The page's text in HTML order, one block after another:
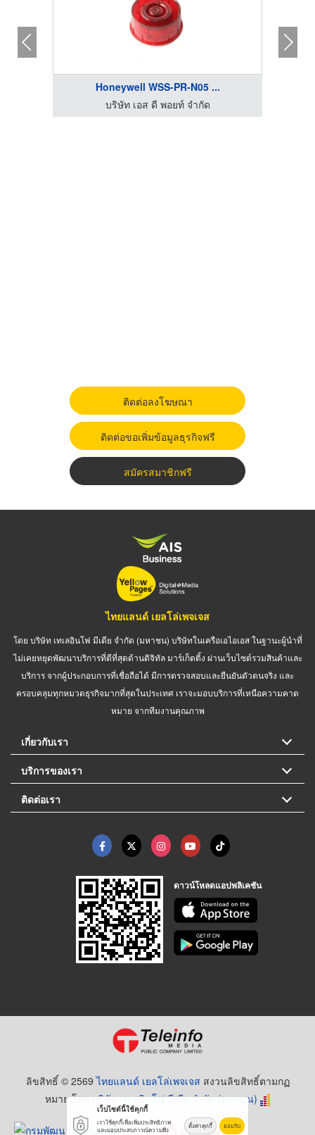
Honeywell WSS-PR-N05 ...
บริษัท เอส ดี พอยท์ จำกัด
ติดต่อลงโฆษณา
ติดต่อขอเพิ่มข้อมูลธุรกิจฟรี
สมัครสมาชิกฟรี
ไทยแลนด์ เยลโล่เพจเจส
โดย บริษัท เทเลอินโฟ มีเดีย จำกัด (มหาชน) บริษัทในเครือเอไอเอส ในฐานะผู้นำที่
ไม่เคยหยุดพัฒนาบริการที่ดีที่สุดด้านดิจิทัล มาร์เก็ตติ้ง ผ่านเว็บไซต์รวมสินค้าและ
บริการ จากผู้ประกอบการที่เชื่อถือได้ มีการตรวจสอบและยืนยันตัวตนจริง และ
ครอบคลุมทุกหมวดธุรกิจมากที่สุดในประเทศ เราจะมอบบริการที่เหนือความคาด
หมาย จากทีมงานคุณภาพ
เกี่ยวกับเรา
บริการของเรา
ติดต่อเรา
ดาวน์โหลดแอปพลิเคชัน
ลิขสิทธิ์ © 2569ไทยแลนด์ เยลโล่เพจเจส สงวนลิขสิทธิ์ตามกฏ
หมาย โดยบริษัท เทเลอินโฟ มีเดีย จำกัด (มหาชน)
เว็บไซต์นี้ใช้คุกกี้
เราใช้คุกกี้เพื่อเพิ่มประสิทธิภาพ
และมอบประสบการณ์ความพึง
ตั้งค่าคุกกี้ ยอมรับ